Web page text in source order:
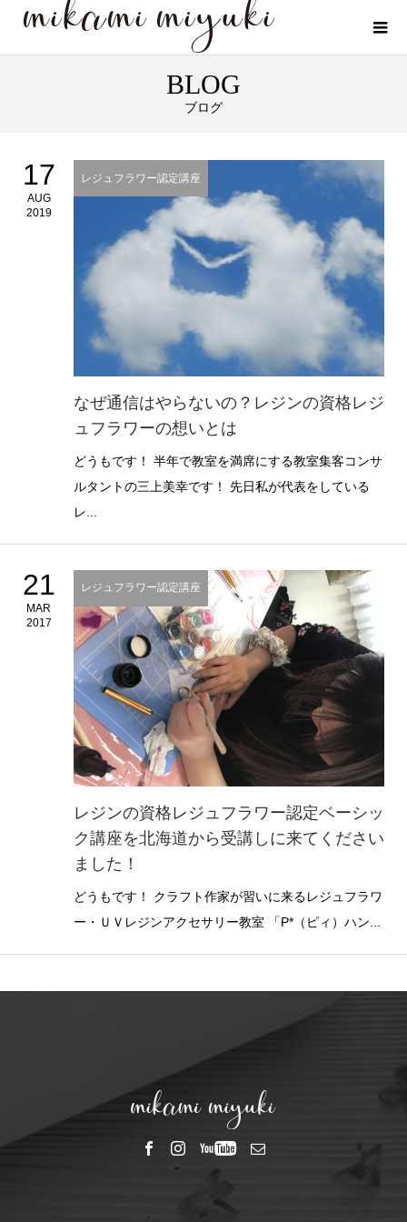
BLOG
ブログ
17
AUG
2019
レジュフラワー認定講座
なぜ通信はやらないの？レジンの資格レジ
ュフラワーの想いとは
どうもです！ 半年で教室を満席にする教室集客コンサ
ルタントの三上美幸です！ 先日私が代表をしている
レ...
21
MAR
2017
レジュフラワー認定講座
レジンの資格レジュフラワー認定ベーシッ
ク講座を北海道から受講しに来てください
ました！
どうもです！ クラフト作家が習いに来るレジュフラワ
ー・ＵＶレジンアクセサリー教室 「P*（ピィ）ハン...